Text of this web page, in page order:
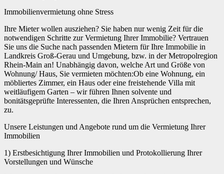
Immobilienvermietung ohne Stress
Ihre Mieter wollen ausziehen? Sie haben nur wenig Zeit für die
notwendigen Schritte zur Vermietung Ihrer Immobilie? Vertrauen
Sie uns die Suche nach passenden Mietern für Ihre Immobilie in
Landkreis Groß-Gerau und Umgebung, bzw. in der Metropolregion
Rhein-Main an! Unabhängig davon, welche Art und Größe von
Wohnung/ Haus, Sie vermieten möchten:Ob eine Wohnung, ein
möbliertes Zimmer, ein Haus oder eine freistehende Villa mit
weitläufigem Garten – wir führen Ihnen solvente und
bonitätsgeprüfte Interessenten, die Ihren Ansprüchen entsprechen,
zu.
Unsere Leistungen und Angebote rund um die Vermietung Ihrer
Immobilien
1) Erstbesichtigung Ihrer Immobilien und Protokollierung Ihrer
Vorstellungen und Wünsche